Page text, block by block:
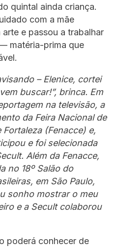
quintal ainda criança.
com a mãe
e passou a trabalhar
matéria-prima que
– Elenice, cortei
buscar!”, brinca. Em
na televisão, a
da Feira Nacional de
(Fenacce) e,
e foi selecionada
Além da Fenacce,
no 18º Salão do
em São Paulo,
sonho mostrar o meu
e a Secult colaborou
poderá conhecer de